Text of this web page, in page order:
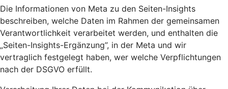
Die Informationen von Meta zu den Seiten-Insights
beschreiben, welche Daten im Rahmen der gemeinsamen
Verantwortlichkeit verarbeitet werden, und enthalten die
„Seiten-Insights-Ergänzung”, in der Meta und wir
vertraglich festgelegt haben, wer welche Verpflichtungen
nach der DSGVO erfüllt.